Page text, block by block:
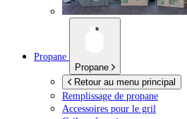
Propane
Propane
Retour au menu principal
Remplissage de propane
Accessoires pour le gril